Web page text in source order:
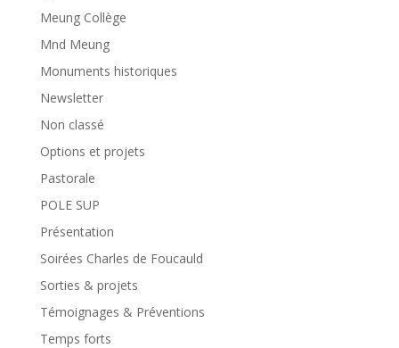
Meung Collège
Mnd Meung
Monuments historiques
Newsletter
Non classé
Options et projets
Pastorale
POLE SUP
Présentation
Soirées Charles de Foucauld
Sorties & projets
Témoignages & Préventions
Temps forts